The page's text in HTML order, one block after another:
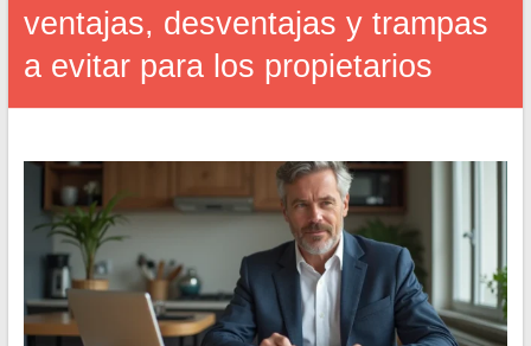
ventajas, desventajas y trampas
a evitar para los propietarios